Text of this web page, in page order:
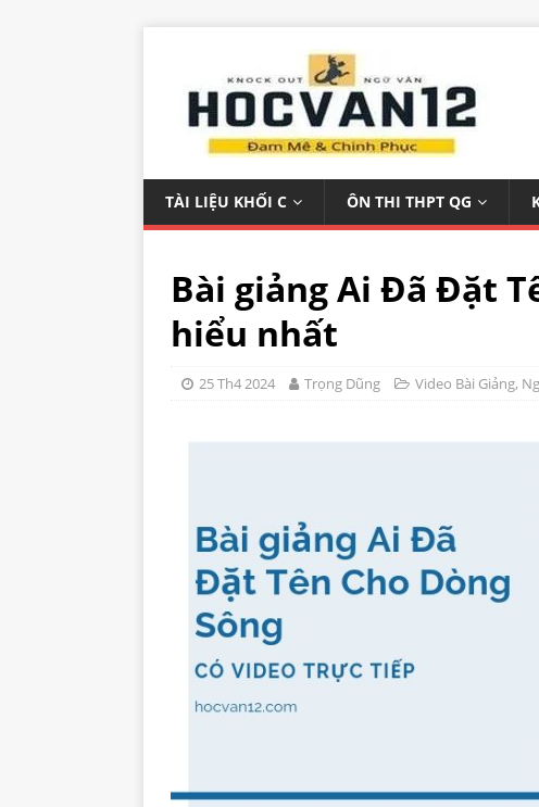
TÀI LIỆU KHỐI C ÔN THI THPT QG
Bài giảng Ai Đã Đặt
hiểu nhất
25 Th4 2024 Trọng Dũng Video Bài Giảng,